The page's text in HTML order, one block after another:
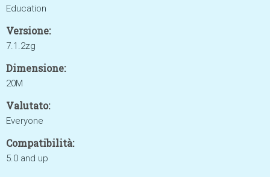
Education
Versione:
7.1.2zg
Dimensione:
20M
Valutato:
Everyone
Compatibilità:
5.0 and up